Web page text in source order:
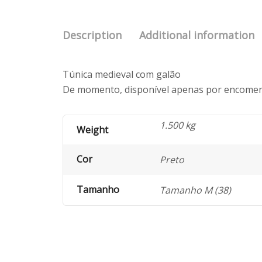
Description Additional information
Túnica medieval com galão
De momento, disponível apenas por
Weight 1.500 kg
Cor Preto
Tamanho Tamanho M (38)